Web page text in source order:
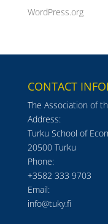
WordPress.org
CONTACT
The Association of
Address:
Turku School of
20500 Turku
Phone:
+3582 333 9703
Email:
info@tuky.fi